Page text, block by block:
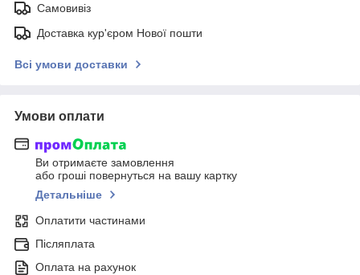
Самовивіз
Доставка кур'єром Нової пошти
Всі умови доставки
Умови оплати
Ви отримаєте замовлення
або гроші повернуться на вашу картку
Детальніше
Оплатити частинами
Післяплата
Оплата на рахунок